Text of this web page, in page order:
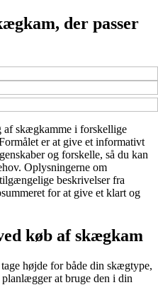
der passer
af skægkamme i forskellige
er at give et informativt
og forskelle, så du kan
Oplysningerne om
beskrivelser fra
for at give et klart og
køb af skægkam
højde for både din skægtype,
at bruge den i din